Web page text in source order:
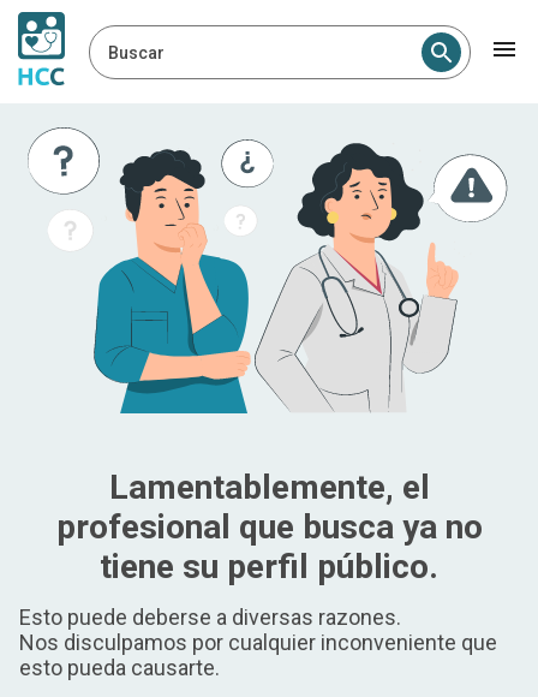
Buscar
Lamentablemente, el
profesional que busca ya no
tiene su perfil público.
Esto puede deberse a diversas razones.
Nos disculpamos por cualquier inconveniente que
esto pueda causarte.